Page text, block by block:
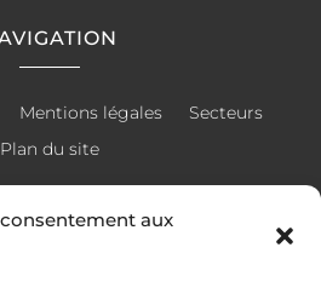
aux
Mentions légales
Secteurs
Plan du site